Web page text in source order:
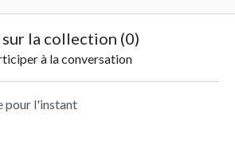
relaxante de yoga du soir.
douceur
la collection (0)
à la conversation
pour l'instant